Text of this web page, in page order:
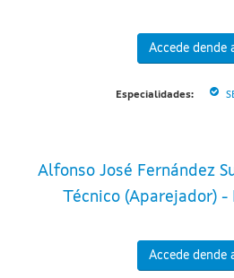
Accede dende
Especialidades:
Alfonso José Fernández
Técnico (Aparejador)
Accede dende